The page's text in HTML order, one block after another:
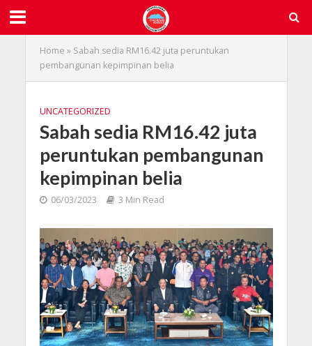
Home » Sabah sedia RM16.42 juta peruntukan
pembangunan kepimpinan belia
UNCATEGORIZED
Sabah sedia RM16.42 juta
peruntukan pembangunan
kepimpinan belia
06/03/2023 3 Min Read